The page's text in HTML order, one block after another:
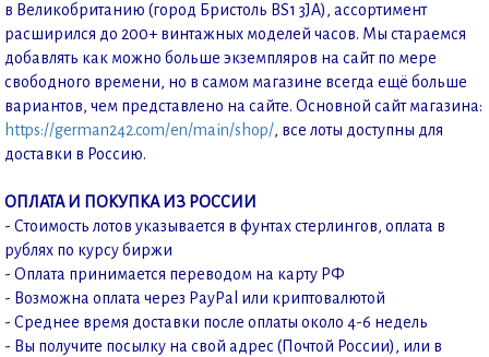
в Великобританию (город Бристоль BS1 3JA), ассортимент
расширился до 200+ винтажных моделей часов. Мы стараемся
добавлять как можно больше экземпляров на сайт по мере
свободного времени, но в самом магазине всегда ещё больше
вариантов, чем представлено на сайте. Основной сайт магазина:
https://german242.com/en/main/shop/, все лоты доступны для
доставки в Россию.
ОПЛАТА И ПОКУПКА ИЗ РОССИИ
- Стоимость лотов указывается в фунтах стерлингов, оплата в
рублях по курсу биржи
- Оплата принимается переводом на карту РФ
- Возможна оплата через PayPal или криптовалютой
- Среднее время доставки после оплаты около 4-6 недель
- Вы получите посылку на свой адрес (Почтой России), или в